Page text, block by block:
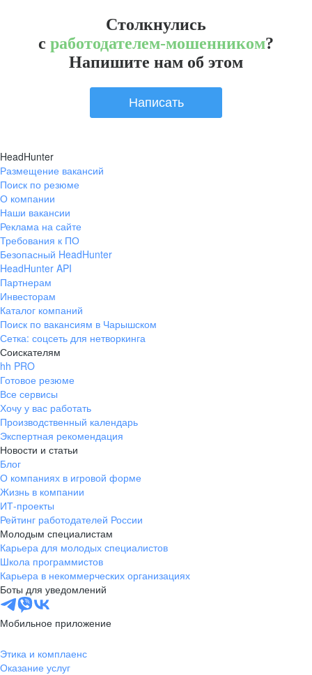
Столкнулись
с работодателем-мошенником?
Напишите нам об этом
Написать
HeadHunter
Размещение вакансий
Поиск по резюме
О компании
Наши вакансии
Реклама на сайте
Требования к ПО
Безопасный HeadHunter
HeadHunter API
Партнерам
Инвесторам
Каталог компаний
Поиск по вакансиям в Чарышском
Сетка: соцсеть для нетворкинга
Соискателям
hh PRO
Готовое резюме
Все сервисы
Хочу у вас работать
Производственный календарь
Экспертная рекомендация
Новости и статьи
Блог
О компаниях в игровой форме
Жизнь в компании
ИТ-проекты
Рейтинг работодателей России
Молодым специалистам
Карьера для молодых специалистов
Школа программистов
Карьера в некоммерческих организациях
Боты для уведомлений
Мобильное приложение
Этика и комплаенс
Оказание услуг